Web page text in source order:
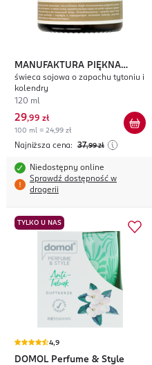
MANUFAKTURA PIĘKNA
Poczuj Bluesa
świeca sojowa o zapachu tytoniu i
kolendry
120 ml
29,99 zł
100 ml = 24,99 zł
Najniższa cena: 37,99 zł
Niedostępny online
Sprawdź dostępność w
drogerii
TYLKO U NAS
4,9
DOMOL Perfume & Style